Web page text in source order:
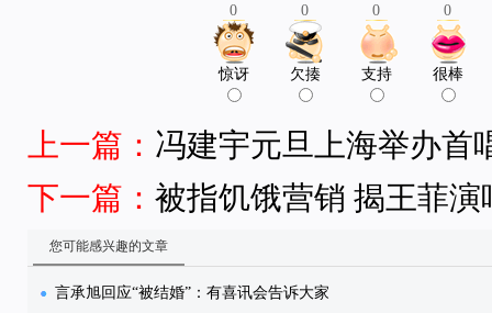
0 0 0 0
惊讶 欠揍 支持 很棒
上一篇： 冯建宇元旦上海举办首
下一篇： 被指饥饿营销 揭王菲
您可能感兴趣的文章
言承旭回应“被结婚”：有喜讯会告诉大家